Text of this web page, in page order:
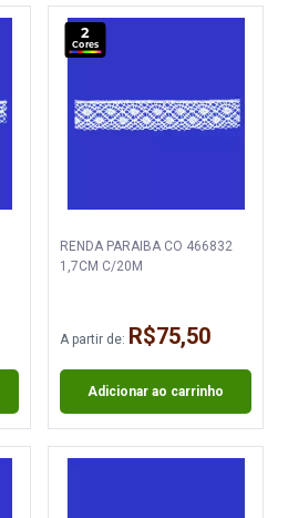
2
Cores
RENDA PARAIBA CO 466832
1,7CM C/20M
A partir de: R$75,50
Adicionar ao carrinho